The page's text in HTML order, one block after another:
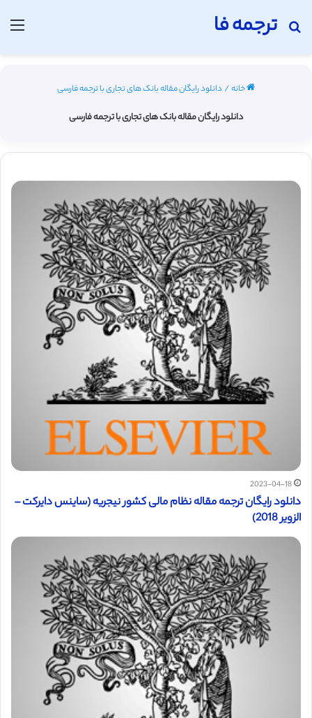
ترجمه فا
جستجو برای
خانه/ دانلود رایگان مقاله بانک های تجاری با ترجمه فارسی
دانلود رایگان مقاله بانک های تجاری با ترجمه فارسی
2023-04-18
دانلود رایگان ترجمه مقاله نظام مالی کشور نیجریه (ساینس دایرکت –
الزویر 2018)